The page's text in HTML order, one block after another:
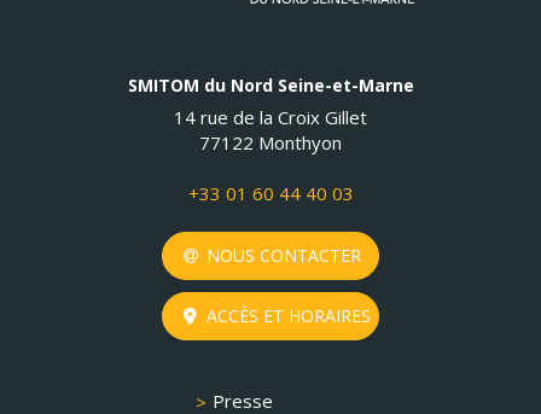
SMITOM du Nord Seine-et-Marne
14 rue de la Croix Gillet
77122 Monthyon
+33 01 60 44 40 03
NOUS CONTACTER
ACCÈS ET HORAIRES
Presse